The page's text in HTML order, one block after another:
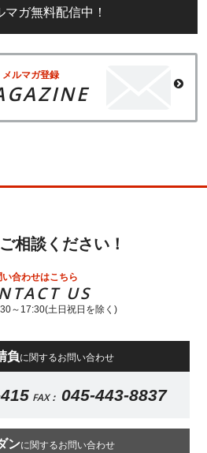
マガ無料配信中！
メルマガ登録
相談ください！
い合わせはこちら
US
～17:30(土日祝日を除く)
負に関するお問い合わせ
FAX： 045-443-8837
ンに関するお問い合わせ